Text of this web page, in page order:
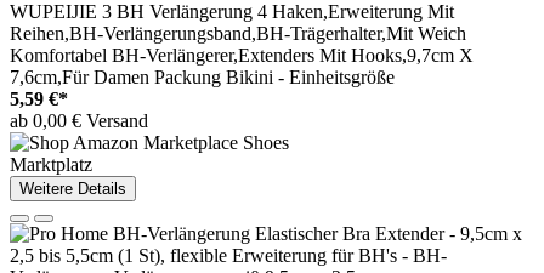
WUPEIJIE 3 BH Verlängerung 4 Haken,Erweiterung Mit
Reihen,BH-Verlängerungsband,BH-Trägerhalter,Mit Weich
Komfortabel BH-Verlängerer,Extenders Mit Hooks,9,7cm X
7,6cm,Für Damen Packung Bikini - Einheitsgröße
5,59 €*
ab 0,00 € Versand
Marktplatz
Weitere Details